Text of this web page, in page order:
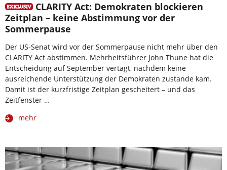
CLARITY Act: Demokraten blockieren
Zeitplan – keine Abstimmung vor der
Sommerpause
Der US-Senat wird vor der Sommerpause nicht mehr über den
CLARITY Act abstimmen. Mehrheitsführer John Thune hat die
Entscheidung auf September vertagt, nachdem keine
ausreichende Unterstützung der Demokraten zustande kam.
Damit ist der kurzfristige Zeitplan gescheitert – und das
Zeitfenster …
mehr